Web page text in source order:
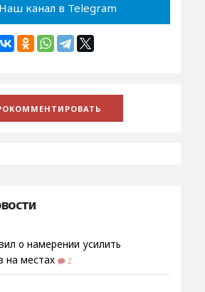
Наш канал в Telegram
о намерении усилить
на местах
2